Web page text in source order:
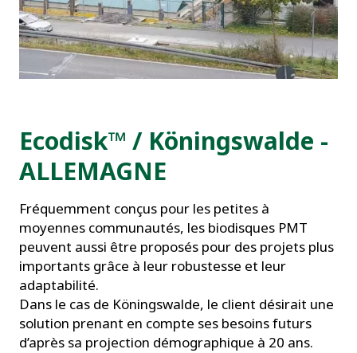
Ecodisk™ / Köningswalde -
ALLEMAGNE
Fréquemment conçus pour les petites à
moyennes communautés, les biodisques PMT
peuvent aussi être proposés pour des projets plus
importants grâce à leur robustesse et leur
adaptabilité.
Dans le cas de Köningswalde, le client désirait une
solution prenant en compte ses besoins futurs
d’après sa projection démographique à 20 ans.